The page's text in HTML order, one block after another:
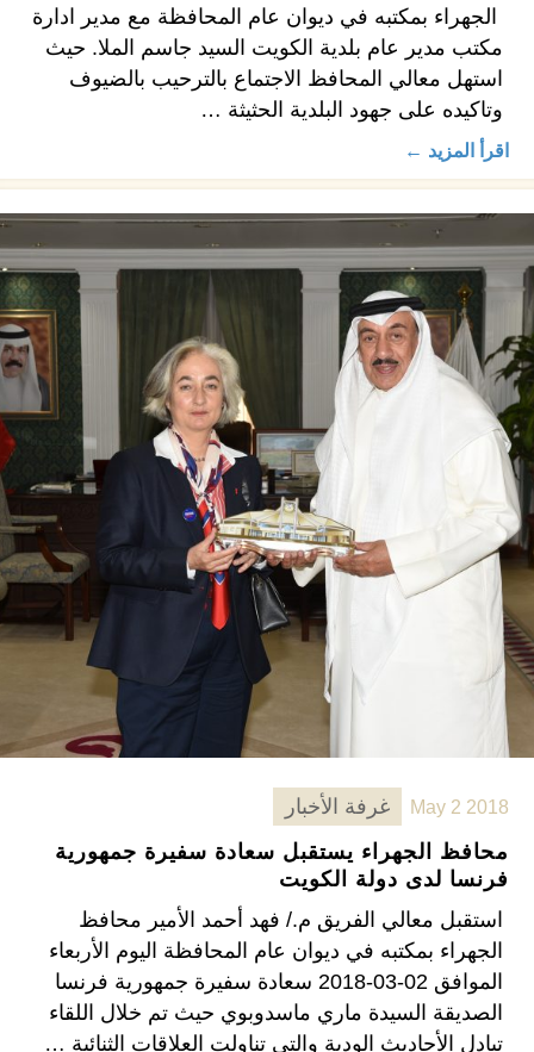
الجهراء بمكتبه في ديوان عام المحافظة مع مدير ادارة
مكتب مدير عام بلدية الكويت السيد جاسم الملا. حيث
استهل معالي المحافظ الاجتماع بالترحيب بالضيوف
وتاكيده على جهود البلدية الحثيثة …
اقرأ المزيد ←
May 2 2018
غرفة الأخبار
محافظ الجهراء يستقبل سعادة سفيرة جمهورية
فرنسا لدى دولة الكويت
استقبل معالي الفريق م./ فهد أحمد الأمير محافظ
الجهراء بمكتبه في ديوان عام المحافظة اليوم الأربعاء
الموافق 02-03-2018 سعادة سفيرة جمهورية فرنسا
الصديقة السيدة ماري ماسدوبوي حيث تم خلال اللقاء
تبادل الأحاديث الودية والتي تناولت العلاقات الثنائية …